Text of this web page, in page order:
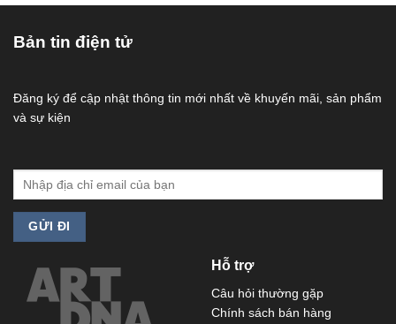
Bản tin điện tử
Đăng ký để cập nhật thông tin mới nhất về khuyến mãi, sản phẩm
và sự kiện
Hỗ trợ
Câu hỏi thường gặp
Chính sách bán hàng